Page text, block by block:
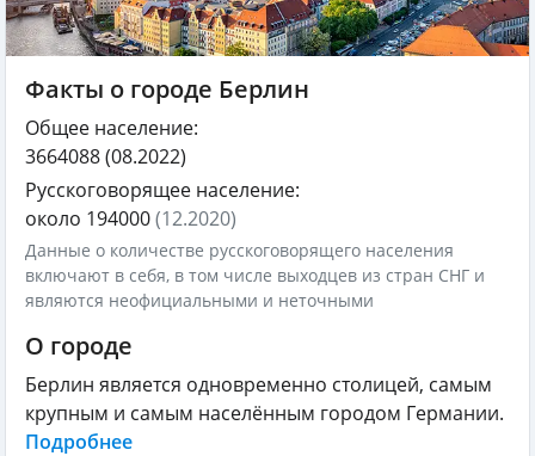
Факты о городе Берлин
Общее население:
3664088(08.2022)
Русскоговорящее население:
около 194000(12.2020)
Данные о количестве русскоговорящего населения
включают в себя, в том числе выходцев из стран СНГ и
являются неофициальными и неточными
О городе
Берлин является одновременно столицей, самым
крупным и самым населённым городом Германии.
Подробнее